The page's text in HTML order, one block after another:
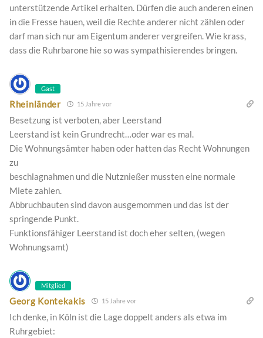
unterstützende Artikel erhalten. Dürfen die auch anderen einen
in die Fresse hauen, weil die Rechte anderer nicht zählen oder
darf man sich nur am Eigentum anderer vergreifen. Wie krass,
dass die Ruhrbarone hie so was sympathisierendes bringen.
Gast
Rheinländer 15 Jahre vor
Besetzung ist verboten, aber Leerstand
Leerstand ist kein Grundrecht…oder war es mal.
Die Wohnungsämter haben oder hatten das Recht Wohnungen
zu
beschlagnahmen und die Nutznießer mussten eine normale
Miete zahlen.
Abbruchbauten sind davon ausgemommen und das ist der
springende Punkt.
Funktionsfähiger Leerstand ist doch eher selten, (wegen
Wohnungsamt)
Mitglied
Georg Kontekakis 15 Jahre vor
Ich denke, in Köln ist die Lage doppelt anders als etwa im
Ruhrgebiet: